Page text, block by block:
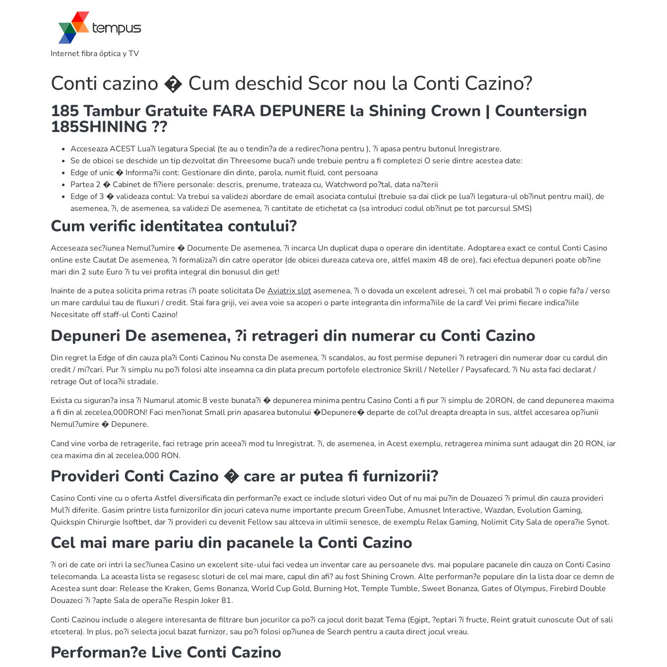
Internet fibra óptica y TV
Conti cazino � Cum deschid Scor nou la Conti Cazino?
185 Tambur Gratuite FARA DEPUNERE la Shining Crown | Countersign
185SHINING ??
Acceseaza ACEST Lua?i legatura Special (te au o tendin?a de a redirec?iona pentru ), ?i apasa pentru butonul Inregistrare.
Se de obicei se deschide un tip dezvoltat din Threesome buca?i unde trebuie pentru a fi completezi O serie dintre acestea date:
Edge of unic � Informa?ii cont: Gestionare din dinte, parola, numit fluid, cont persoana
Partea 2 � Cabinet de fi?iere personale: descris, prenume, trateaza cu, Watchword po?tal, data na?terii
Edge of 3 � valideaza contul: Va trebui sa validezi abordare de email asociata contului (trebuie sa dai click pe lua?i legatura-ul ob?inut pentru mail), de
asemenea, ?i, de asemenea, sa validezi De asemenea, ?i cantitate de etichetat ca (sa introduci codul ob?inut pe tot parcursul SMS)
Cum verific identitatea contului?
Acceseaza sec?iunea Nemul?umire � Documente De asemenea, ?i incarca Un duplicat dupa o operare din identitate. Adoptarea exact ce contul Conti Casino
online este Cautat De asemenea, ?i formaliza?i din catre operator (de obicei dureaza cateva ore, altfel maxim 48 de ore), faci efectua depuneri poate ob?ine
mari din 2 sute Euro ?i tu vei profita integral din bonusul din get!
Inainte de a putea solicita prima retras i?i poate solicitata De Aviatrix slot asemenea, ?i o dovada un excelent adresei, ?i cel mai probabil ?i o copie fa?a / verso
un mare cardului tau de fluxuri / credit. Stai fara griji, vei avea voie sa acoperi o parte integranta din informa?iile de la card! Vei primi fiecare indica?iile
Necesitate off staff-ul Conti Cazino!
Depuneri De asemenea, ?i retrageri din numerar cu Conti Cazino
Din regret la Edge of din cauza pla?i Conti Cazinou Nu consta De asemenea, ?i scandalos, au fost permise depuneri ?i retrageri din numerar doar cu cardul din
credit / mi?cari. Pur ?i simplu nu po?i folosi alte inseamna ca din plata precum portofele electronice Skrill / Neteller / Paysafecard, ?i Nu asta faci declarat /
retrage Out of loca?ii stradale.
Exista cu siguran?a insa ?i Numarul atomic 8 veste bunata?i � depunerea minima pentru Casino Conti a fi pur ?i simplu de 20RON, de cand depunerea maxima
a fi din al zecelea,000RON! Faci men?ionat Small prin apasarea butonului �Depunere� departe de col?ul dreapta dreapta in sus, altfel accesarea op?iunii
Nemul?umire � Depunere.
Cand vine vorba de retragerile, faci retrage prin aceea?i mod tu Inregistrat. ?i, de asemenea, in Acest exemplu, retragerea minima sunt adaugat din 20 RON, iar
cea maxima din al zecelea,000 RON.
Provideri Conti Cazino � care ar putea fi furnizorii?
Casino Conti vine cu o oferta Astfel diversificata din performan?e exact ce include sloturi video Out of nu mai pu?in de Douazeci ?i primul din cauza provideri
Mul?i diferite. Gasim printre lista furnizorilor din jocuri cateva nume importante precum GreenTube, Amusnet Interactive, Wazdan, Evolution Gaming,
Quickspin Chirurgie Isoftbet, dar ?i provideri cu devenit Fellow sau altceva in ultimii senesce, de exemplu Relax Gaming, Nolimit City Sala de opera?ie Synot.
Cel mai mare pariu din pacanele la Conti Cazino
?i ori de cate ori intri la sec?iunea Casino un excelent site-ului faci vedea un inventar care au persoanele dvs. mai populare pacanele din cauza on Conti Casino
telecomanda. La aceasta lista se regasesc sloturi de cel mai mare, capul din afi? au fost Shining Crown. Alte performan?e populare din la lista doar ce demn de
Acestea sunt doar: Release the Kraken, Gems Bonanza, World Cup Gold, Burning Hot, Temple Tumble, Sweet Bonanza, Gates of Olympus, Firebird Double
Douazeci ?i ?apte Sala de opera?ie Respin Joker 81.
Conti Cazinou include o alegere interesanta de filtrare bun jocurilor ca po?i ca jocul dorit bazat Tema (Egipt, ?eptari ?i fructe, Reint gratuit cunoscute Out of sali
etcetera). In plus, po?i selecta jocul bazat furnizor, sau po?i folosi op?iunea de Search pentru a cauta direct jocul vreau.
Performan?e Live Conti Cazino